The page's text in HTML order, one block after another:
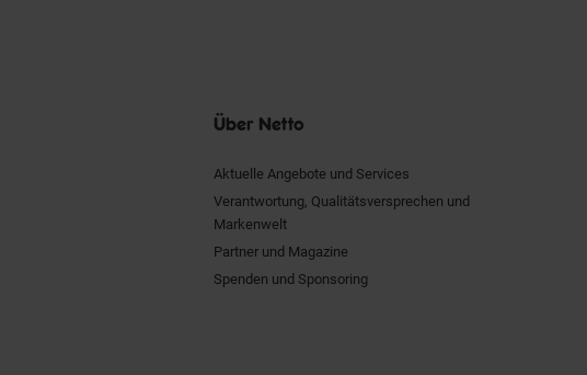
Über Netto
Aktuelle Angebote und Services
Verantwortung, Qualitätsversprechen und
Markenwelt
Partner und Magazine
Spenden und Sponsoring